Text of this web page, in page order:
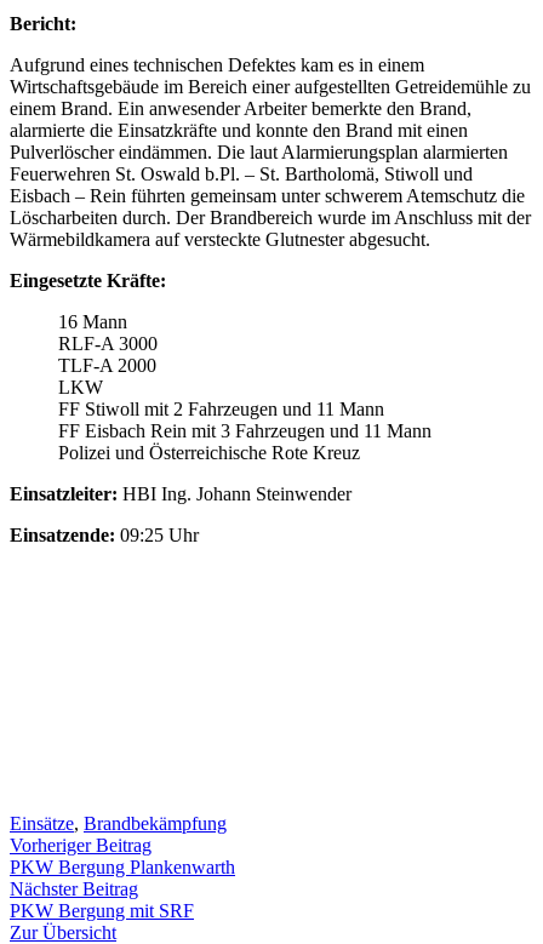
Bericht:
Aufgrund eines technischen Defektes kam es in einem
Wirtschaftsgebäude im Bereich einer aufgestellten Getreidemühle zu
einem Brand. Ein anwesender Arbeiter bemerkte den Brand,
alarmierte die Einsatzkräfte und konnte den Brand mit einen
Pulverlöscher eindämmen. Die laut Alarmierungsplan alarmierten
Feuerwehren St. Oswald b.Pl. – St. Bartholomä, Stiwoll und
Eisbach – Rein führten gemeinsam unter schwerem Atemschutz die
Löscharbeiten durch. Der Brandbereich wurde im Anschluss mit der
Wärmebildkamera auf versteckte Glutnester abgesucht.
Eingesetzte Kräfte:
16 Mann
RLF-A 3000
TLF-A 2000
LKW
FF Stiwoll mit 2 Fahrzeugen und 11 Mann
FF Eisbach Rein mit 3 Fahrzeugen und 11 Mann
Polizei und Österreichische Rote Kreuz
Einsatzleiter: HBI Ing. Johann Steinwender
Einsatzende: 09:25 Uhr
Einsätze, Brandbekämpfung
Beitragsnavigation
Vorheriger BeitragVorheriger
Beitrag:
PKW Bergung Plankenwarth
Nächster BeitragNächster
Beitrag:
PKW Bergung mit SRF
Zur Übersicht